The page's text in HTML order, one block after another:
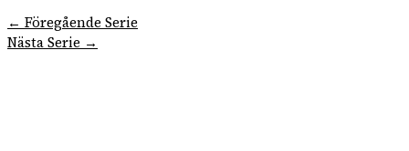
← Föregående Serie
Nästa Serie →